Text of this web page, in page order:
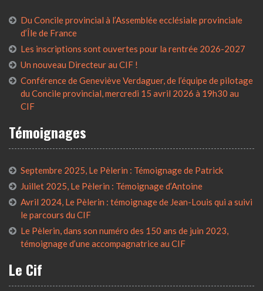
Du Concile provincial à l’Assemblée ecclésiale provinciale
d’Île de France
Les inscriptions sont ouvertes pour la rentrée 2026-2027
Un nouveau Directeur au CIF !
Conférence de Geneviève Verdaguer, de l’équipe de pilotage
du Concile provincial, mercredi 15 avril 2026 à 19h30 au
CIF
Témoignages
Septembre 2025, Le Pèlerin : Témoignage de Patrick
Juillet 2025, Le Pèlerin : Témoignage d’Antoine
Avril 2024, Le Pèlerin : témoignage de Jean-Louis qui a suivi
le parcours du CIF
Le Pèlerin, dans son numéro des 150 ans de juin 2023,
témoignage d’une accompagnatrice au CIF
Le Cif